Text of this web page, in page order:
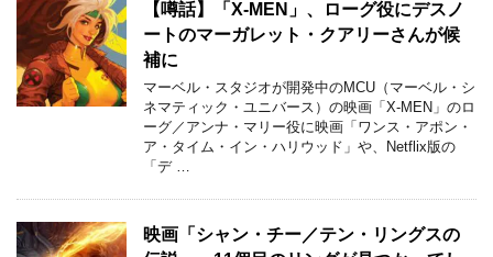
【噂話】「X-MEN」、ローグ役にデスノ
ートのマーガレット・クアリーさんが候
補に
マーベル・スタジオが開発中のMCU（マーベル・シ
ネマティック・ユニバース）の映画「X-MEN」のロ
ーグ／アンナ・マリー役に映画「ワンス・アポン・
ア・タイム・イン・ハリウッド」や、Netflix版の
「デ …
映画「シャン・チー／テン・リングスの